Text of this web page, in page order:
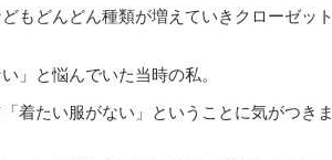
もどんどん種類が増えていきクローゼット
」と悩んでいた当時の私。
着たい服がない」ということに気がつきま